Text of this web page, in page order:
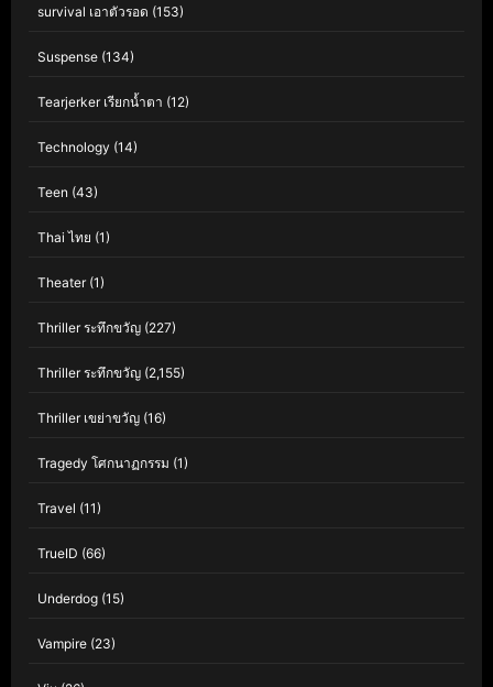
survival เอาตัวรอด (153)
Suspense (134)
Tearjerker เรียกน้ำตา (12)
Technology (14)
Teen (43)
Thai ไทย (1)
Theater(1)
Thriller ระทึกขวัญ (227)
Thriller ระทึกขวัญ (2,155)
Thriller เขย่าขวัญ (16)
Tragedy โศกนาฏกรรม (1)
Travel (11)
TrueID (66)
Underdog (15)
Vampire (23)